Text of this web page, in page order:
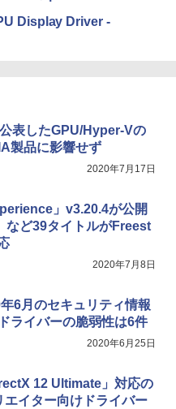
7インチカラーディスプレ
ライト、最大8週間持続バッ
Kindle Scribe Colorsoft |
ーディスプレイ、64GBスト
ート機能搭載、明るさ自動調
Display Driver -
表したGPU/Hyper-Vの
製品に影響せず
2020年7月17日
」v3.20.4が公開
など39タイトルがFreest
2020年7月8日
6月のセキュリティ情報
ライバーの脆弱性は6件
2020年6月25日
12 Ultimate」対応の
エイター向けドライバー